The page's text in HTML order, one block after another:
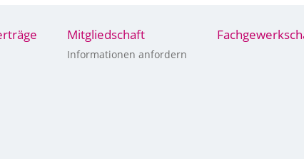
Mitgliedschaft
Informationen anfordern